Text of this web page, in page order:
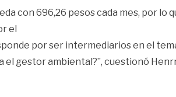
con 696,26 pesos cada mes, por lo
el
por ser intermediarios en el
gestor ambiental?”, cuestionó